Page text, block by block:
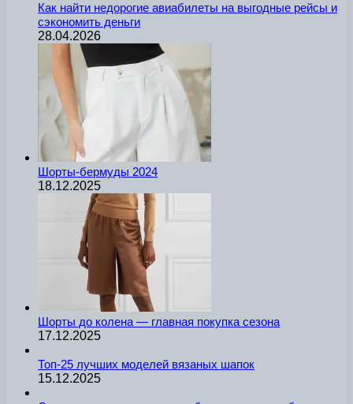
Как найти недорогие авиабилеты на выгодные рейсы и
сэкономить деньги
28.04.2026
Шорты-бермуды 2024
18.12.2025
Шорты до колена — главная покупка сезона
17.12.2025
Топ-25 лучших моделей вязаных шапок
15.12.2025